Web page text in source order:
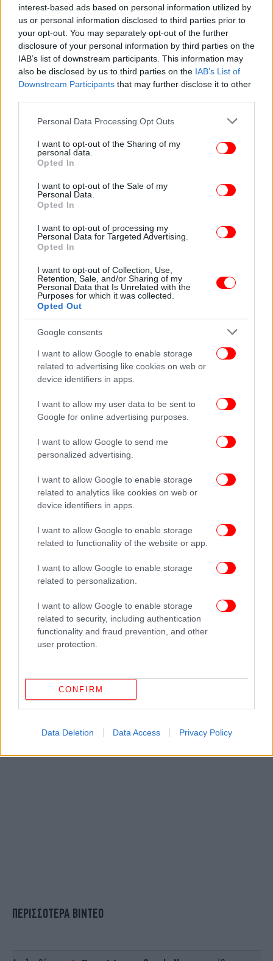
interest-based ads based on personal information utilized by
us or personal information disclosed to third parties prior to
your opt-out. You may separately opt-out of the further
disclosure of your personal information by third parties on the
IAB’s list of downstream participants. This information may
also be disclosed by us to third parties on the IAB’s List of
Downstream Participants that may further disclose it to other
Please note that this website/app uses one or more Google
not limited to your visit or usage behaviour. You may click to
grant or deny consent to Google and its third-party tags to
use your data for below specified purposes in below Google
consent section.
Personal Data Processing Opt Outs
I want to opt-out of the Sharing of my
personal data.
Opted In
I want to opt-out of the Sale of my
Personal Data.
Opted In
I want to opt-out of processing my
Personal Data for Targeted Advertising.
Opted In
I want to opt-out of Collection, Use,
Retention, Sale, and/or Sharing of my
Personal Data that Is Unrelated with the
Purposes for which it was collected.
Opted Out
Google consents
I want to allow Google to enable storage
related to advertising like cookies on web or
device identifiers in apps.
I want to allow my user data to be sent to
Google for online advertising purposes.
I want to allow Google to send me
personalized advertising.
I want to allow Google to enable storage
related to analytics like cookies on web or
device identifiers in apps.
I want to allow Google to enable storage
related to functionality of the website or app.
I want to allow Google to enable storage
related to personalization.
I want to allow Google to enable storage
related to security, including authentication
functionality and fraud prevention, and other
user protection.
CONFIRM
Data Deletion Data Access Privacy Policy
Ο Άκης Σταυρίδης, Διευθύνων Σύμβουλος της
Kayak, δήλωσε:«Η Kayak έφτασε έως εδώ
επενδύοντας με συνέπεια στην ποιότητα, την
πιστεύει στο ίδιο όραμα και μπορεί να μας
βοηθήσει να επιταχύνουμε τα επόμενα βήματά μας.
Η συνεργασία με το Halcyon Equity Partners δεν
αλλάζει αυτό που είμαστε· μας δίνει τη δυνατότητα
να γίνουμε ακόμη καλύτεροι. Να επενδύσουμε
διεθνή μας παρουσία και να αξιοποιήσουμε νέες
ευκαιρίες ανάπτυξης, διατηρώντας πάντα στο
Kayak από το 1993.»
Η Ελένη Μπαθιανάκη, Managing Partner της
Halcyon Equity Partners, δήλωσε: Η Kayak
προχωρά σε στρατηγική συνεργασία με το
Halcyon Equity Partners και σχεδιάζει την
επόμενη ημέρα της ανάπτυξής της«Η Kayak
συνδυάζει ισχυρή θέση στην αγορά, ένα ανθεκτικό
χαρτοφυλάκιο προϊόντων στις κατηγορίες του
premium παγωτού, του frozen yogurt και των
επιδορπίων. Σε στενή συνεργασία με τους ιδρυτές
και τη διοικητική ομάδα, θα στηρίξουμε την
περαιτέρω επενδύσεις της στην καινοτομία.
Είμαστε ενθουσιασμένοι που στηρίζουμε την
αναπτυξιακή πορεία της Kayak, συνδυάζοντας την
οργανική επέκταση με μια ενεργή στρατηγική
συμπληρωματικών εξαγορών, η οποία θα ενισχύσει
πρωταγωνιστικό ρόλο στην ενοποίηση του κλάδου
στην Ελλάδα και να επεκτείνει τη διεθνή της
ΠΕΡΙΣΣΟΤΕΡΑ ΒΙΝΤΕΟ